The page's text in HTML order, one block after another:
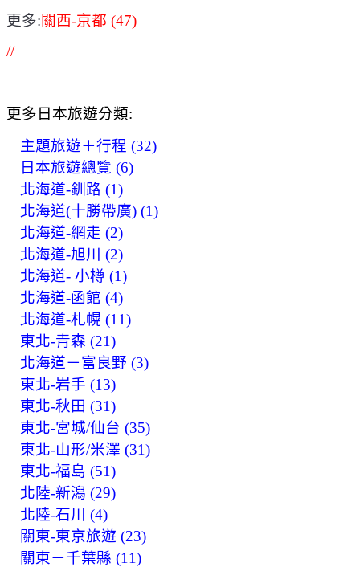
更多:關西-京都 (47)
//
更多日本旅遊分類:
主題旅遊＋行程 (32)
日本旅遊總覽 (6)
北海道-釧路 (1)
北海道(十勝帶廣) (1)
北海道-網走 (2)
北海道-旭川 (2)
北海道- 小樽 (1)
北海道-函館 (4)
北海道-札幌 (11)
東北-青森 (21)
北海道－富良野 (3)
東北-岩手 (13)
東北-秋田 (31)
東北-宮城/仙台 (35)
東北-山形/米澤 (31)
東北-福島 (51)
北陸-新潟 (29)
北陸-石川 (4)
關東-東京旅遊 (23)
關東－千葉縣 (11)